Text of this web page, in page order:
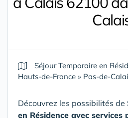
Séjour Temporaire en
Hauts-de-France » Pas-de-
Découvrez les possibilités de
en Résidence avec services